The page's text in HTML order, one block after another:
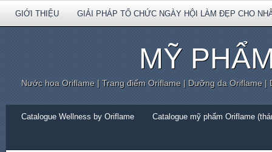
GIỚI THIỆU GIẢI PHÁP TỔ CHỨC NGÀY HỘI LÀM ĐẸP CHO
MỸ
Nước hoa Oriflame | Trang điểm Oriflame | Dưỡng da Oriflame
Catalogue Wellness by Oriflame Catalogue mỹ phẩm Oriflame